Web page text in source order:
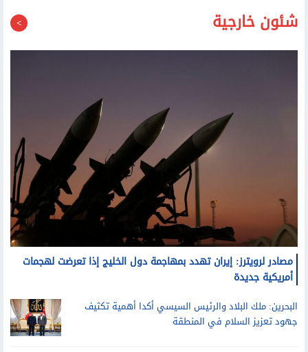
شئون خارجية
مصادر لرويترز: إيران تهدد بمهاجمة دول الخليج إذا تعرضت لهجمات
أمريكية جديدة
البحرين: ملك البلاد والرئيس السيسي أكدا أهمية تكثيف
جهود تعزيز السلام في المنطقة